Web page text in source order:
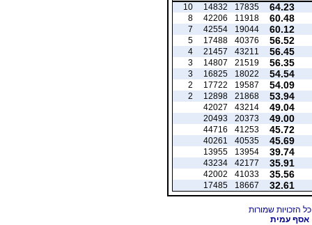
64.23
17835
14832
10
60.48
11918
42206
8
60.12
19044
42554
7
56.52
40376
17488
5
56.45
43211
21457
4
56.35
21519
14807
3
54.54
18022
16825
3
54.09
19587
17722
2
53.94
21868
12898
2
49.04
43214
42027
49.00
20373
20493
45.72
41253
44716
45.69
40535
40261
39.74
13954
13955
35.91
42177
43234
35.56
41033
42002
32.61
18667
17485
אסף עמית